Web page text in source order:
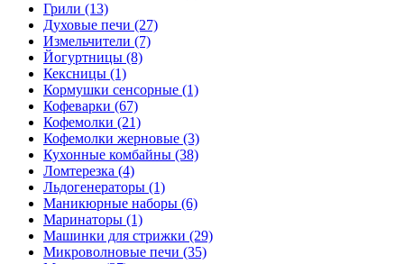
Грили (13)
Духовые печи (27)
Измельчители (7)
Йогуртницы (8)
Кексницы (1)
Кормушки сенсорные (1)
Кофеварки (67)
Кофемолки (21)
Кофемолки жерновые (3)
Кухонные комбайны (38)
Ломтерезка (4)
Льдогенераторы (1)
Маникюрные наборы (6)
Маринаторы (1)
Машинки для стрижки (29)
Микроволновые печи (35)